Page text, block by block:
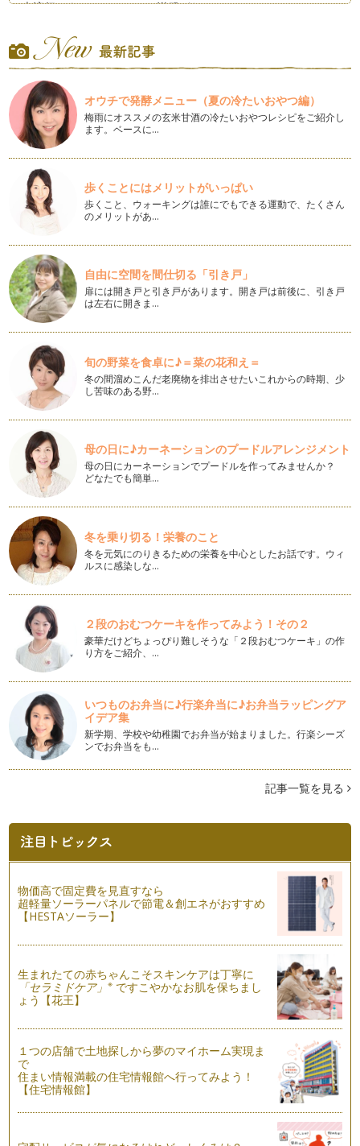
大流行のネオンカラーのお洋服がた…
タイプごとに悩みを解消して素敵ネイル 〜フレンチ編〜
フレンチネイルはとても人気のデザインです♪ …
卒園・入園シーズン対応のデザイン 〜 グラデーション編 〜
3月、4月は卒園・卒業、入園・入学シーズン。 あまり華美に
な…
卒園・入園シーズン対応のデザイン 〜 フレンチ編 〜
3月、4月は卒園・卒業、入園・入学シーズン。 …
自分の手（肌）の色にあったネイルカラー 〜PINK〜
2月はバレンタイン、3月はひな祭り、そして卒園式、入学式
とこれからの季節一番人気のネイルカ…
ネイルカラーにラッキーカラーを取り入れる♪
ラッキーカラーは生年月日や星座、また血液型など色々ありま
すよね。 …
ネイルカラーに流行色を取り入れる NO.3
明けましておめでとうございます。 今年もネイルを通して子
育て中のママがhappyに…
爪タイプごとに、悩みを解消して素敵ネイル
子どものような小さな爪だからネイルしてもね…とか、爪の形
が横に広くて男っぽく…
親子でネイル 〜 噛みクセ編 〜
12月〜1月はイベントがいっぱい！！！ 親子でお洒落をして
お…
爪のトラブル
爪は、形の変化や色の変化など何らかの原因で状態が変わって
しまうことがあります。 乾…
ケアして、つるつるかかと♪
夏の間は素足でいることが多いので、フットケアをされている
方も多かったと思います。 …
つるつるハンドになろう♪
子育て中のママは手を使うことが本当に多いですよね。 これ
からの季節は特に手荒れが酷…
親子でイベントネイル 〜HALLOWEEN 編 〜
小さい時、お母さんに内緒で口紅をつけてみたり、マニキュア
の代わりにマジックで爪を塗ってみた…
ネイルカラーにトレンドを取り入れる NO.2
今年の秋冬の流行色は『黒 』。 そしてダークな色が大注目
カラーセラピーを取り入れたネイルを前回、前々回と書かせて
頂きましたが、カラーセラピーって何…
前回の記事で、カラーセラピーを取り入れたネイルのご紹介を
させていただきましたが、色には、と…
夏はフットネイル♪ NO.1
夏は素足になることが多い季節。 ミュールやサンダルを履い
てい…
ネイルカラーに流行色を取り入れる♪
今年の春夏流行色は『シャーベットカラー』。 パステルカラ
ーよ…
『自分の手（肌）の色にあったネイルカラー』
お肌の色は人それぞれ違います。おおまかに分けるとクールタ
イプ（やや青みをおびた色）と、ウォ…
オウチで発酵メニュー（夏の冷たいおやつ編）
梅雨にオススメの玄米甘酒の冷たいおやつレシピをご紹介し
ます。ベースに…
歩くことにはメリットがいっぱい
歩くこと、ウォーキングは誰にでもできる運動で、たくさん
のメリットがあ…
自由に空間を間仕切る「引き戸」
扉には開き戸と引き戸があります。開き戸は前後に、引き戸
は左右に開きま…
旬の野菜を食卓に♪＝菜の花和え＝
冬の間溜めこんだ老廃物を排出させたいこれからの時期、少
し苦味のある野…
母の日に♪カーネーションのプードルアレンジメント
母の日にカーネーションでプードルを作ってみませんか？
どなたでも簡単…
冬を乗り切る！栄養のこと
冬を元気にのりきるための栄養を中心としたお話です。ウィ
ルスに感染しな…
２段のおむつケーキを作ってみよう！その２
豪華だけどちょっぴり難しそうな「２段おむつケーキ」の作
り方をご紹介、…
いつものお弁当に♪行楽弁当に♪お弁当ラッピングア
イデア集
新学期、学校や幼稚園でお弁当が始まりました。行楽シーズ
ンでお弁当をも…
記事一覧を見る
物価高で固定費を見直すなら
超軽量ソーラーパネルで節電＆創エネがおすすめ
【HESTAソーラー】
生まれたての赤ちゃんこそスキンケアは丁寧に
「セラミドケア」※ ですこやかなお肌を保ちまし
ょう【花王】
１つの店舗で土地探しから夢のマイホーム実現ま
で
住まい情報満載の住宅情報館へ行ってみよう！
【住宅情報館】